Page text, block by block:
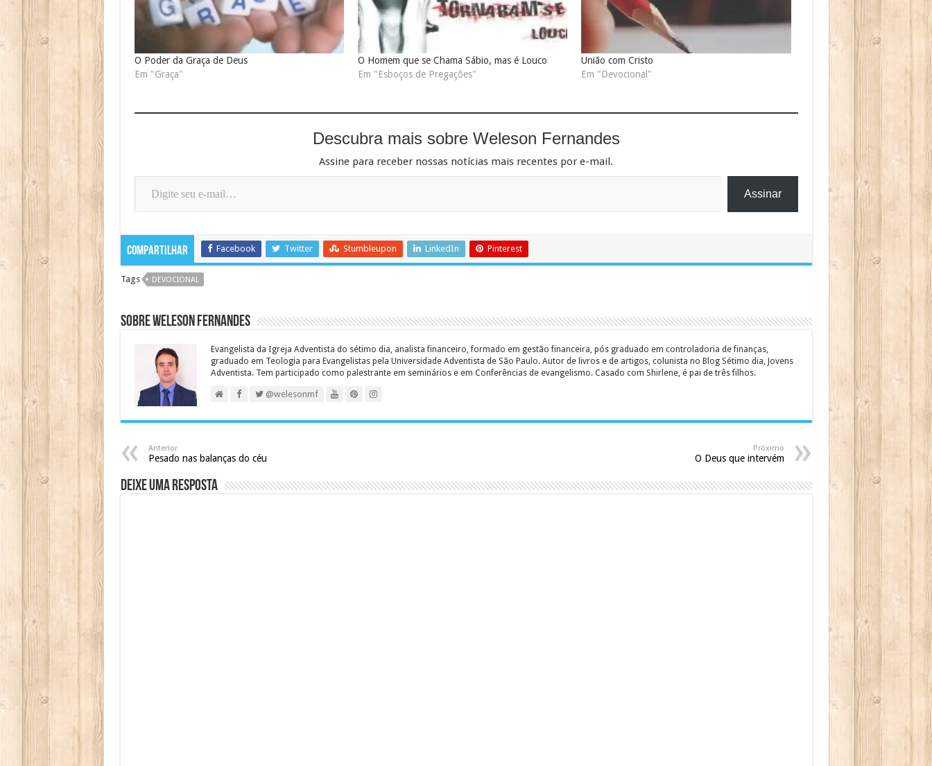
O Poder da Graça de Deus
Em "Graça"
O Homem que se Chama Sábio, mas é Louco
Em "Esboços de Pregações"
União com Cristo
Em "Devocional"
Descubra mais sobre Weleson Fernandes
Assine para receber nossas notícias mais recentes por e-mail.
Digite seu e-mail…
Assinar
Compartilhar Facebook Twitter Stumbleupon LinkedIn Pinterest
Tags DEVOCIONAL
Sobre Weleson Fernandes
Evangelista da Igreja Adventista do sétimo dia, analista financeiro, formado em gestão financeira, pós graduado em controladoria de finanças,
graduado em Teologia para Evangelistas pela Universidade Adventista de São Paulo. Autor de livros e de artigos, colunista no Blog Sétimo dia, Jovens
Adventista. Tem participado como palestrante em seminários e em Conferências de evangelismo. Casado com Shirlene, é pai de três filhos.
@welesonmf
Anterior
Pesado nas balanças do céu
Próximo
O Deus que intervém
Deixe uma resposta